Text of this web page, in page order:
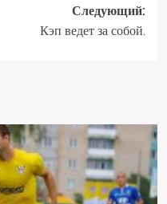
Следующий:
Кэп ведет за собой.